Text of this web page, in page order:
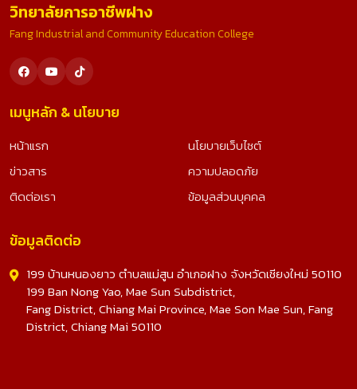
วิทยาลัยการอาชีพฝาง
Fang Industrial and Community Education College
เมนูหลัก & นโยบาย
หน้าแรก
ข่าวสาร
ติดต่อเรา
นโยบายเว็บไซต์
ความปลอดภัย
ข้อมูลส่วนบุคคล
ข้อมูลติดต่อ
199 บ้านหนองยาว ตำบลแม่สูน อำเภอฝาง จังหวัดเชียงใหม่ 50110
199 Ban Nong Yao, Mae Sun Subdistrict,
Fang District, Chiang Mai Province, Mae Son Mae Sun, Fang
District, Chiang Mai 50110